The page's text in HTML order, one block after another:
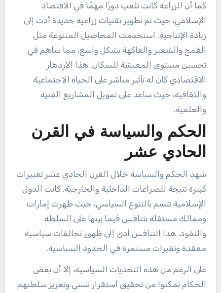
كما أن الزراعة كانت تلعب دورًا مهمًا في الاقتصاد
الإسلامي، حيث تم تطوير تقنيات زراعية جديدة أدت إلى
زيادة الإنتاجية. استخدمت المحاصيل المتنوعة مثل
القمح والشعير والفاكهة بشكل واسع، مما ساهم في
تحسين مستوى المعيشة للسكان. هذا الازدهار
الاقتصادي كان له تأثير مباشر على الحياة الاجتماعية
والثقافية، حيث ساعد على تمويل المشاريع الفنية
والعلمية.
الحكم والسياسة في القرن
الحادي عشر
شهد الحكم والسياسة خلال القرن الحادي عشر تغييرات
كبيرة نتيجة للصراعات الداخلية والخارجية. كانت الدول
الإسلامية تتسم بالتنوع السياسي، حيث ظهرت إمارات
وممالك مستقلة تتنافس فيما بينها على السلطة
والنفوذ. هذا التنافس أدى إلى ظهور تحالفات سياسية
معقدة وتغيرات مستمرة في الحدود السياسية.
على الرغم من هذه التحديات السياسية، إلا أن بعض
الحكام تمكنوا من تحقيق استقرار نسبي وتعزيز سلطتهم